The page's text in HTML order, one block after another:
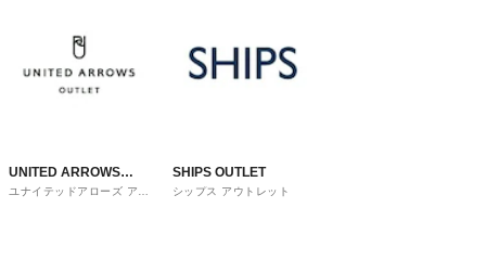
UNITED ARROWS
OUTLET
ユナイテッドアローズ アウ
SHIPS OUTLET
シップス アウトレット